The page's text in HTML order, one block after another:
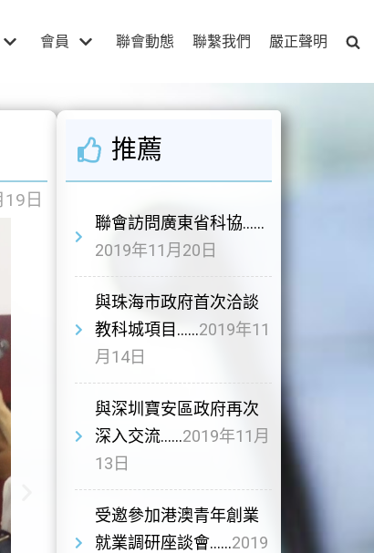
會員 聯會動態 聯繫我們 嚴正聲明
日
推薦
聯會訪問廣東省科協……
2019年11月20日
與珠海市政府首次洽談
教科城項目……2019年11
月14日
與深圳寶安區政府再次
深入交流……2019年11月
13日
受邀參加港澳青年創業
就業調研座談會……2019